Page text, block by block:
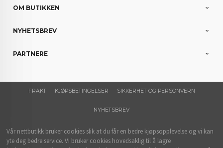
OM BUTIKKEN
NYHETSBREV
PARTNERE
FRAKT KJØPSBETINGELSER SIKKERHET OG PERSONVERN
NYHETSBREV
Vår nettbutikk bruker cookies slik at du får en bedre kjøpsopplevelse og vi kan
yte deg bedre service. Vi bruker cookies hovedsaklig til å lagre